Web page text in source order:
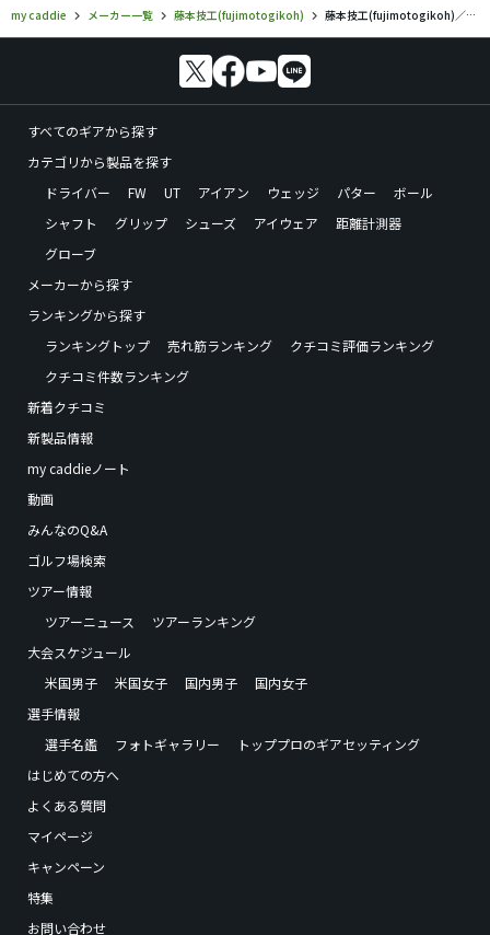
my caddie メーカー一覧 藤本技工(fujimotogikoh) 藤本技工(fujimotogikoh)／Adjectのゴルフギアの口コミ評価
すべてのギアから探す
カテゴリから製品を探す
ドライバー
FW UT アイアン ウェッジ パター
ボール
シャフト
グリップ シューズ アイウェア
距離計測器
グローブ
メーカーから探す
ランキングから探す
ランキングトップ
売れ筋ランキング
クチコミ評価ランキング
クチコミ件数ランキング
新着クチコミ
新製品情報
my caddieノート
動画
みんなのQ&A
ゴルフ場検索
ツアー情報
ツアーニュース
ツアーランキング
大会スケジュール
米国男子
米国女子 国内男子
国内女子
選手情報
選手名鑑
フォトギャラリー
トッププロのギアセッティング
はじめての方へ
よくある質問
マイページ
キャンペーン
特集
お問い合わせ